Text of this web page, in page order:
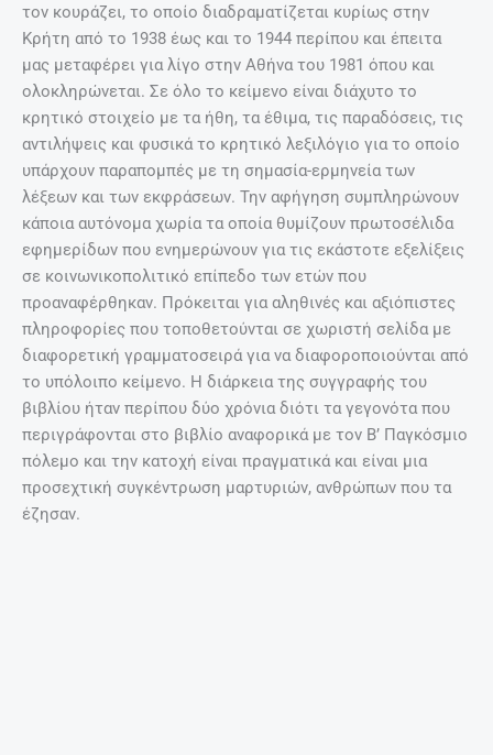
τον κουράζει, το οποίο διαδραματίζεται κυρίως στην
Κρήτη από το 1938 έως και το 1944 περίπου και έπειτα
μας μεταφέρει για λίγο στην Αθήνα του 1981 όπου και
ολοκληρώνεται. Σε όλο το κείμενο είναι διάχυτο το
κρητικό στοιχείο με τα ήθη, τα έθιμα, τις παραδόσεις, τις
αντιλήψεις και φυσικά το κρητικό λεξιλόγιο για το οποίο
υπάρχουν παραπομπές με τη σημασία-ερμηνεία των
λέξεων και των εκφράσεων. Την αφήγηση συμπληρώνουν
κάποια αυτόνομα χωρία τα οποία θυμίζουν πρωτοσέλιδα
εφημερίδων που ενημερώνουν για τις εκάστοτε εξελίξεις
σε κοινωνικοπολιτικό επίπεδο των ετών που
προαναφέρθηκαν. Πρόκειται για αληθινές και αξιόπιστες
πληροφορίες που τοποθετούνται σε χωριστή σελίδα με
διαφορετική γραμματοσειρά για να διαφοροποιούνται από
το υπόλοιπο κείμενο. Η διάρκεια της συγγραφής του
βιβλίου ήταν περίπου δύο χρόνια διότι τα γεγονότα που
περιγράφονται στο βιβλίο αναφορικά με τον Β’ Παγκόσμιο
πόλεμο και την κατοχή είναι πραγματικά και είναι μια
προσεχτική συγκέντρωση μαρτυριών, ανθρώπων που τα
έζησαν.